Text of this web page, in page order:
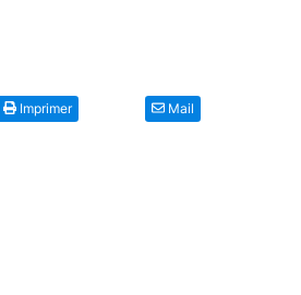
Imprimer Mail